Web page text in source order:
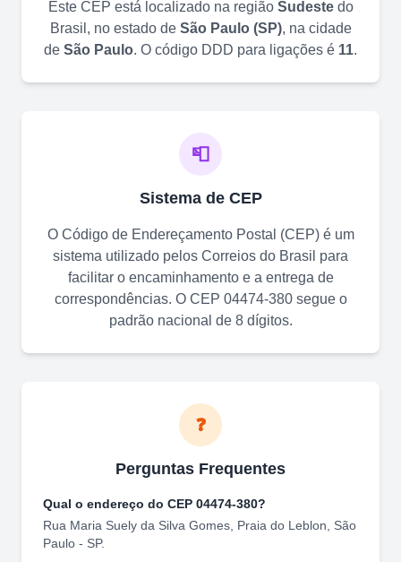
Este CEP está localizado na região Sudestedo
Brasil, no estado de São Paulo(SP), na cidade
de São Paulo. O código DDD para ligações é 11.
📮
Sistema de CEP
O Código de Endereçamento Postal (CEP) é um
sistema utilizado pelos Correios do Brasil para
facilitar o encaminhamento e a entrega de
correspondências. O CEP 04474-380segue o
padrão nacional de 8 dígitos.
❓
Perguntas Frequentes
Qual o endereço do CEP 04474-380?
Rua Maria Suely da Silva Gomes Praia do Leblon
São
Paulo - SP.